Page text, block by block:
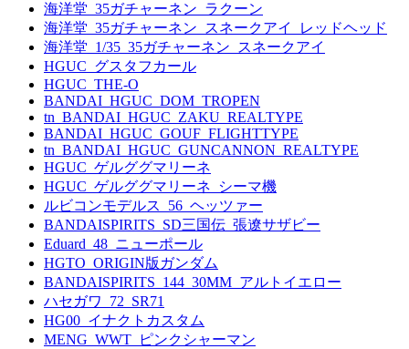
海洋堂_35ガチャーネン_ラクーン
海洋堂_35ガチャーネン_スネークアイ_レッドヘッド
海洋堂_1/35_35ガチャーネン_スネークアイ
HGUC_グスタフカール
HGUC_THE-O
BANDAI_HGUC_DOM_TROPEN
tn_BANDAI_HGUC_ZAKU_REALTYPE
BANDAI_HGUC_GOUF_FLIGHTTYPE
tn_BANDAI_HGUC_GUNCANNON_REALTYPE
HGUC_ゲルググマリーネ
HGUC_ゲルググマリーネ_シーマ機
ルビコンモデルス_56_ヘッツァー
BANDAISPIRITS_SD三国伝_張遼サザビー
Eduard_48_ニューポール
HGTO_ORIGIN版ガンダム
BANDAISPIRITS_144_30MM_アルトイエロー
ハセガワ_72_SR71
HG00_イナクトカスタム
MENG_WWT_ピンクシャーマン